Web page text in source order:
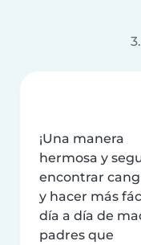
¡Una manera
hermosa y
encontrar
y hacer más
día a día de
padres que